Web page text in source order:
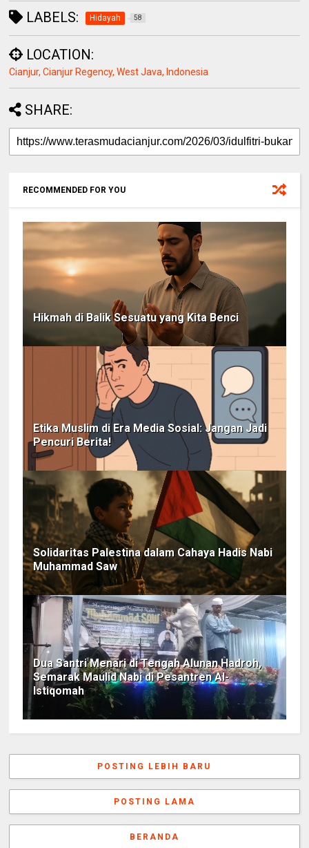
LABELS: Hidayah 58
LOCATION:
Cianjur, Cianjur Regency, West Java, Indonesia
SHARE:
RECOMMENDED FOR YOU
Hikmah di Balik Sesuatu yang Kita Benci
Etika Muslim di Era Media Sosial: Jangan Jadi
Pencuri Berita!
Solidaritas Palestina dalam Cahaya Hadis Nabi
Muhammad Saw
Dua Santri Menari di Tengah Alunan Hadroh,
Semarak Maulid Nabi di Pesantren Al-
Istiqomah
POSTING LEBIH BARU
POSTING LAMA
BERANDA